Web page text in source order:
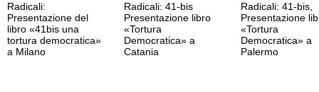
Radicali:
Presentazione del
libro «41bis una
tortura democratica»
a Milano
Radicali: 41-bis
Presentazione libro
«Tortura
Democratica» a
Catania
Radicali: 41-bis,
Presentazione
«Tortura
Democratica» a
Palermo